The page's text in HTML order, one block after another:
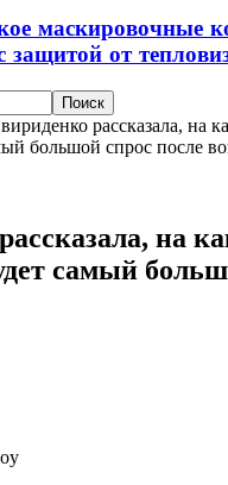
маскировочные
защитой от
рассказала, на
большой спрос после
на
самый